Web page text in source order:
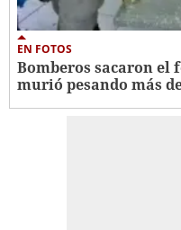
EN FOTOS
Bomberos sacaron el
murió pesando más